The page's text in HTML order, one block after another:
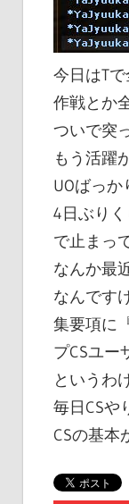
今日はT
作戦とか
ついで突
もう活躍
UOばっ
4日ぶり
で止まっ
なんか最
なんです
集要項に
プCSユー
というわ
毎日CSや
CSの基本